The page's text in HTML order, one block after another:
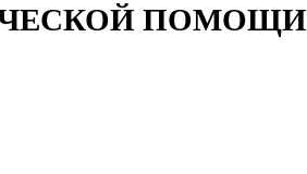
ПОМОЩИ